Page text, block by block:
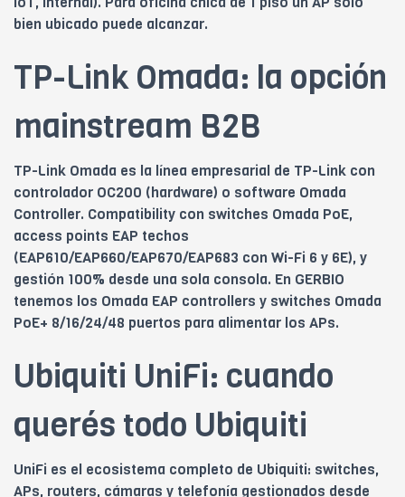
bien ubicado puede alcanzar.
TP-Link Omada: la opción
mainstream B2B
TP-Link Omada es la línea empresarial de TP-Link con
controlador OC200 (hardware) o software Omada
Controller. Compatibility con switches Omada PoE,
access points EAP techos
(EAP610/EAP660/EAP670/EAP683 con Wi-Fi 6 y 6E), y
gestión 100% desde una sola consola. En GERBIO
tenemos los Omada EAP controllers y switches Omada
PoE+ 8/16/24/48 puertos para alimentar los APs.
Ubiquiti UniFi: cuando
querés todo Ubiquiti
UniFi es el ecosistema completo de Ubiquiti: switches,
APs, routers, cámaras y telefonía gestionados desde